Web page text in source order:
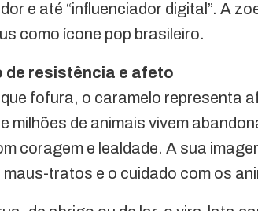
e até “influenciador digital”. A
como ícone pop brasileiro.
de resistência e afeto
fofura, o caramelo representa
milhões de animais vivem
coragem e lealdade. A sua
tratos e o cuidado com os